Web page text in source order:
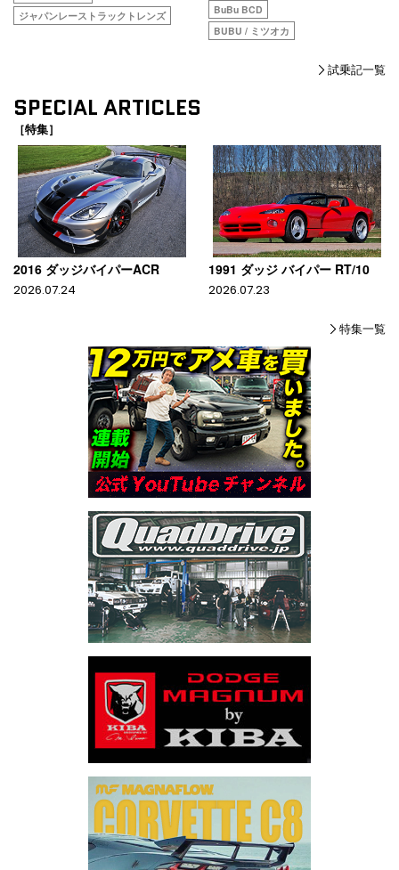
ジャパンレーストラックトレンズ
BuBu BCD
BUBU / ミツオカ
試乗記一覧
SPECIAL ARTICLES
［特集］
2016 ダッジバイパーACR
2026.07.24
1991 ダッジ バイパー RT/10
2026.07.23
特集一覧